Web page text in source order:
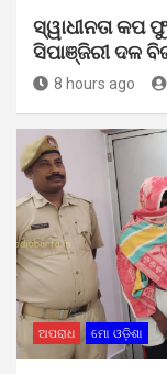
ସ୍ୱାଧୀନତା କପ
ସିପାଞ୍ଜିରୀ ଦଳ
8 hours ago
ଅପରାଧ ମୋ ଓଡ଼ିଶା